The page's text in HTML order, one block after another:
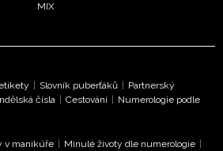
MIX
Slovník puberťáků
Partnerský
čísla Cestování
Numerologie podle
v manikúře Minulé životy dle numerologie